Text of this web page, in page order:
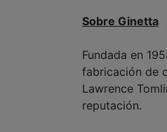
Sobre Ginetta
Fundada en
fabricación de
Lawrence
reputación.